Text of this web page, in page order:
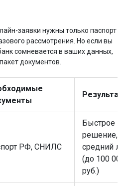
заявки нужны только паспорт
рассмотрения. Но если вы
сомневается в ваших данных,
документов.
Результат
РФ, СНИЛС
Быстрое
решение,
средний
(до 100 000
руб.)